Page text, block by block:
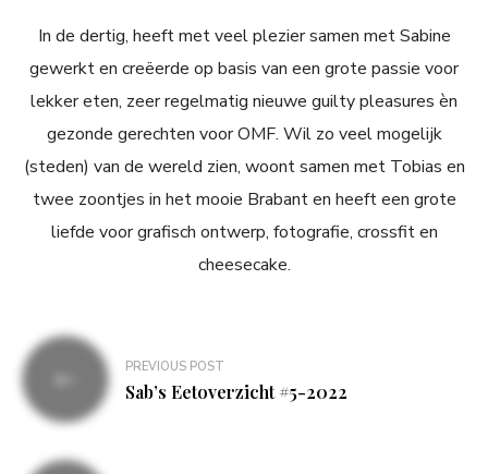
In de dertig, heeft met veel plezier samen met Sabine
gewerkt en creëerde op basis van een grote passie voor
lekker eten, zeer regelmatig nieuwe guilty pleasures èn
gezonde gerechten voor OMF. Wil zo veel mogelijk
(steden) van de wereld zien, woont samen met Tobias en
twee zoontjes in het mooie Brabant en heeft een grote
liefde voor grafisch ontwerp, fotografie, crossfit en
cheesecake.
Bericht
navigatie
PREVIOUS POST
Sab’s Eetoverzicht #5-2022